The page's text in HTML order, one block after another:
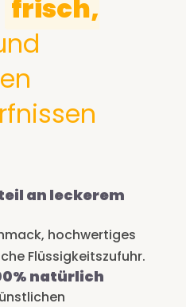
frisch,
an leckerem
hochwertiges
Flüssigkeitszufuhr.
natürlich